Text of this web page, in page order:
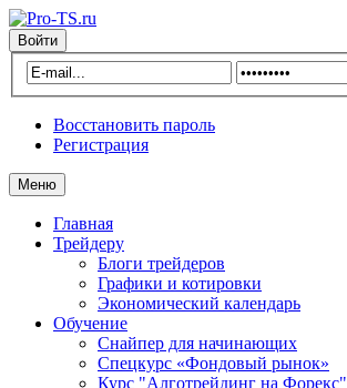
Войти
Восстановить пароль
Регистрация
Меню
Главная
Трейдеру
Блоги трейдеров
Графики и котировки
Экономический календарь
Обучение
Снайпер для начинающих
Спецкурс «Фондовый рынок»
Курс "Алготрейдинг на Форекс"